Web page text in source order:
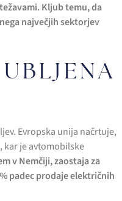
Kljub temu, da
največjih sektorjev
Evropska unija načrtuje,
kar je avtomobilske
v Nemčiji, zaostaja za
padec prodaje električnih